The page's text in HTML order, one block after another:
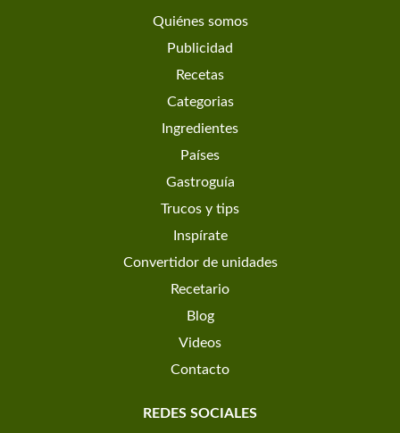
Quiénes somos
Publicidad
Recetas
Categorias
Ingredientes
Países
Gastroguía
Trucos y tips
Inspírate
Convertidor de unidades
Recetario
Blog
Videos
Contacto
REDES SOCIALES